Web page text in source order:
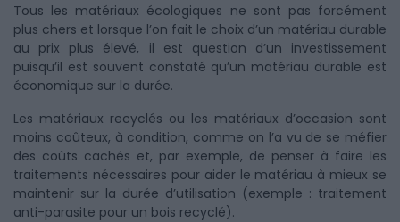
Tous les matériaux écologiques ne sont pas forcément
plus chers et lorsque l’on fait le choix d’un matériau durable
au prix plus élevé, il est question d’un investissement
puisqu’il est souvent constaté qu’un matériau durable est
économique sur la durée.
Les matériaux recyclés ou les matériaux d’occasion sont
moins coûteux, à condition, comme on l’a vu de se méfier
des coûts cachés et, par exemple, de penser à faire les
traitements nécessaires pour aider le matériau à mieux se
maintenir sur la durée d’utilisation (exemple : traitement
anti-parasite pour un bois recyclé).